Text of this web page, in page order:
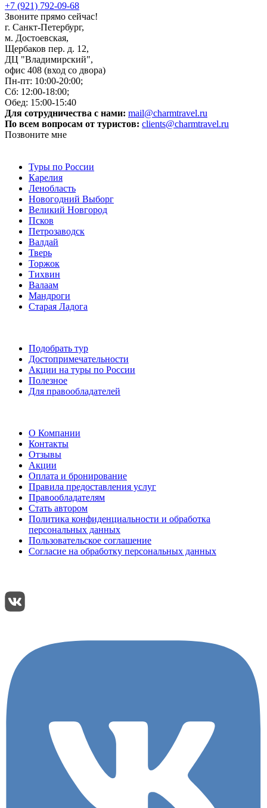
+7 (921) 792-09-68
Звоните прямо сейчас!
г. Санкт-Петербург,
м. Достоевская,
Щербаков пер. д. 12,
ДЦ "Владимирский",
офис 408 (вход со двора)
Пн-пт: 10:00-20:00;
Сб: 12:00-18:00;
Обед: 15:00-15:40
Для сотрудничества с нами: mail@charmtravel.ru
По всем вопросам от туристов: clients@charmtravel.ru
Позвоните мне
Туры по России
Карелия
Ленобласть
Новогодний Выборг
Великий Новгород
Псков
Петрозаводск
Валдай
Тверь
Торжок
Тихвин
Валаам
Мандроги
Старая Ладога
Подобрать тур
Достопримечательности
Акции на туры по России
Полезное
Для правообладателей
О Компании
Контакты
Отзывы
Акции
Оплата и бронирование
Правила предоставления услуг
Правообладателям
Стать автором
Политика конфиденциальности и обработка
персональных данных
Пользовательское соглашение
Согласие на обработку персональных данных